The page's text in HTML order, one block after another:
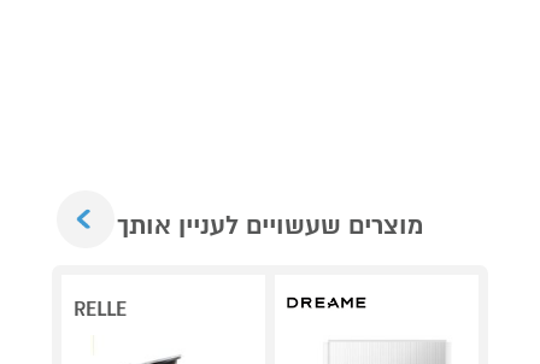
מוצרים שעשויים לעניין אותך
RELLE